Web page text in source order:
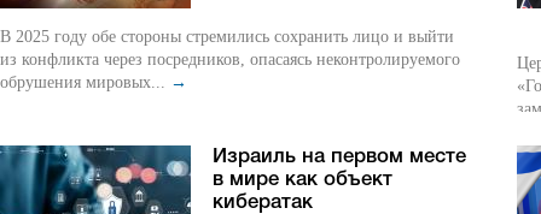
В 2025 году обе стороны стремились сохранить лицо и выйти
из конфликта через посредников, опасаясь неконтролируемого
обрушения мировых... →
Израиль на первом месте
в мире как объект
кибератак